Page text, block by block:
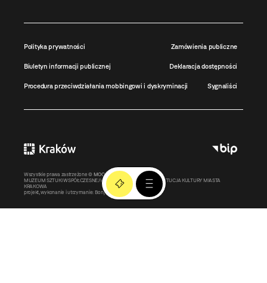
Polityka prywatności Zamówienia publiczne
Biuletyn informacji publicznej Deklaracja dostępności
Procedura przeciwdziałania mobbingowi i dyskryminacji Sygnaliści
Wszystkie prawa zastrzeżone © MOCAK2011-2026
MUZEUM SZTUKI WSPÓŁCZESNEJ W KRAKOWIE MOCAK – INSTYTUCJA KULTURY MIASTA
KRAKOWA
projekt, wykonanie i utrzymanie: Bonjour.pl